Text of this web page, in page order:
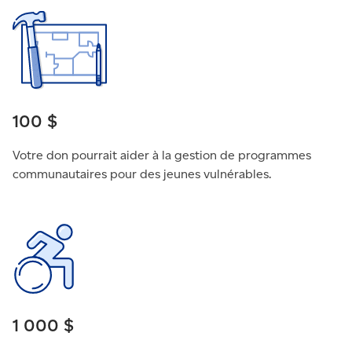
100 $
Votre don pourrait aider à la gestion de programmes
communautaires pour des jeunes vulnérables.
1 000 $